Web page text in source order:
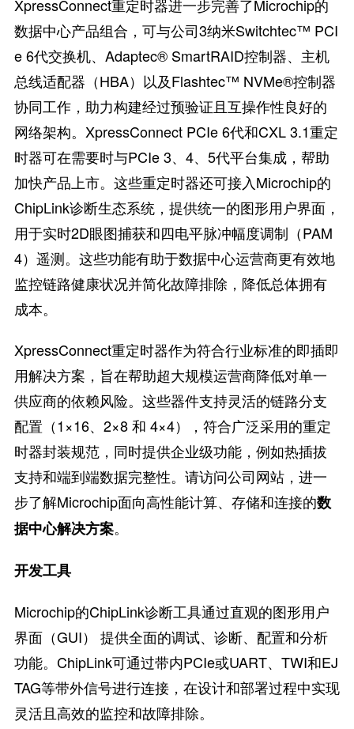
XpressConnect重定时器进一步完善了Microchip的
数据中心产品组合，可与公司3纳米Switchtec™ PCI
e 6代交换机、Adaptec® SmartRAID控制器、主机
总线适配器（HBA）以及Flashtec™ NVMe®控制器
协同工作，助力构建经过预验证且互操作性良好的
网络架构。XpressConnect PCIe 6代和CXL 3.1重定
时器可在需要时与PCIe 3、4、5代平台集成，帮助
加快产品上市。这些重定时器还可接入Microchip的
ChipLink诊断生态系统，提供统一的图形用户界面，
用于实时2D眼图捕获和四电平脉冲幅度调制（PAM
4）遥测。这些功能有助于数据中心运营商更有效地
监控链路健康状况并简化故障排除，降低总体拥有
成本。
XpressConnect重定时器作为符合行业标准的即插即
用解决方案，旨在帮助超大规模运营商降低对单一
供应商的依赖风险。这些器件支持灵活的链路分支
配置（1×16、2×8 和 4×4），符合广泛采用的重定
时器封装规范，同时提供企业级功能，例如热插拔
支持和端到端数据完整性。请访问公司网站，进一
步了解Microchip面向高性能计算、存储和连接的数
据中心解决方案。
开发工具
Microchip的ChipLink诊断工具通过直观的图形用户
界面（GUI） 提供全面的调试、诊断、配置和分析
功能。ChipLink可通过带内PCIe或UART、TWI和EJ
TAG等带外信号进行连接，在设计和部署过程中实现
灵活且高效的监控和故障排除。